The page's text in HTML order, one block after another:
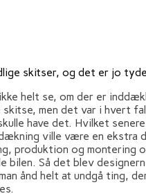
skitser, og det er jo
helt se, om der er
men det var i hvert
have det. Hvilket
ville være en ekstra
produktion og montering
bilen. Så det blev
ånd helt at undgå ting,